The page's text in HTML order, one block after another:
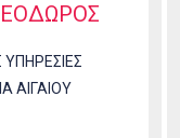
ΥΠΗΡΕΣΙΕΣ
ΑΙΓΑΙΟΥ